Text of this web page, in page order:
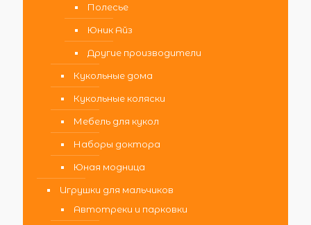
Полесье
Юник Айз
Другие производители
Кукольные дома
Кукольные коляски
Мебель для кукол
Наборы доктора
Юная модница
Игрушки для мальчиков
Автотреки и парковки